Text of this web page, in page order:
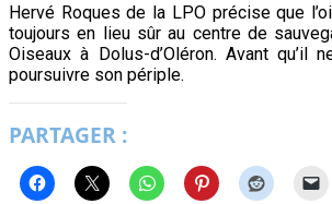
Hervé Roques de la LPO précise que
toujours en lieu sûr au centre de
Oiseaux à Dolus-d’Oléron. Avant qu’il
poursuivre son périple.
PARTAGER :